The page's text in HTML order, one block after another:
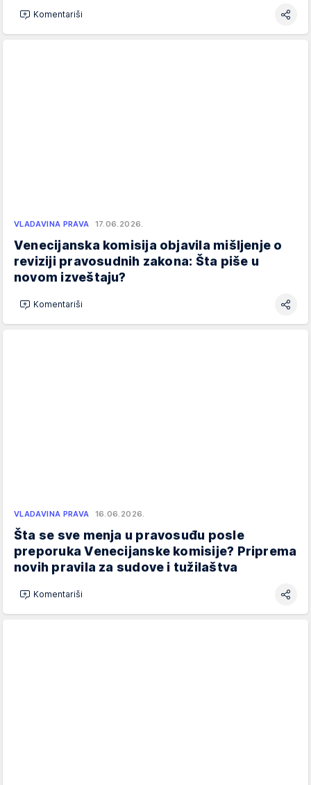
Komentariši
VLADAVINA PRAVA 17.06.2026.
Venecijanska komisija objavila mišljenje o
reviziji pravosudnih zakona: Šta piše u
novom izveštaju?
Komentariši
VLADAVINA PRAVA 16.06.2026.
Šta se sve menja u pravosuđu posle
preporuka Venecijanske komisije? Priprema
novih pravila za sudove i tužilaštva
Komentariši